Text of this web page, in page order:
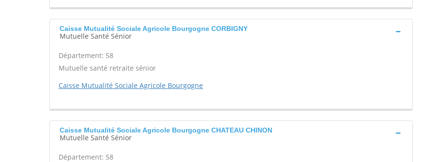
Caisse Mutualité Sociale Agricole Bourgogne CORBIGNY
Mutuelle Santé Sénior
Département: 58
Mutuelle santé retraite sénior
Caisse Mutualité Sociale Agricole Bourgogne
Caisse Mutualité Sociale Agricole Bourgogne CHATEAU CHINON
Mutuelle Santé Sénior
Département: 58